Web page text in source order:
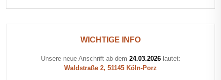
WICHTIGE INFO
Unsere neue Anschrift ab dem 24.03.2026lautet:
Waldstraße 2, 51145 Köln-Porz